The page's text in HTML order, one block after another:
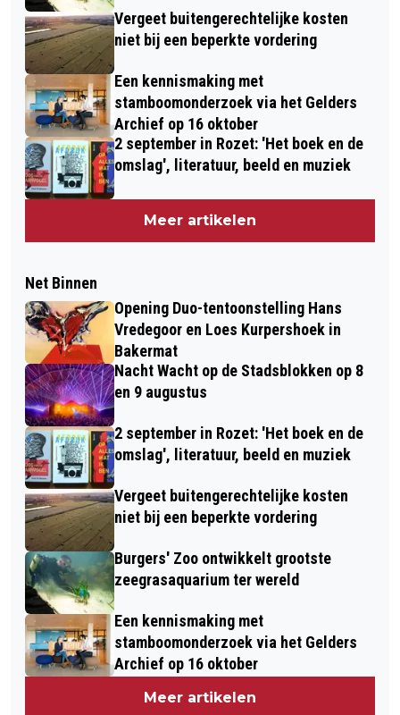
Vergeet buitengerechtelijke kosten
niet bij een beperkte vordering
Een kennismaking met
stamboomonderzoek via het Gelders
Archief op 16 oktober
2 september in Rozet: 'Het boek en de
omslag', literatuur, beeld en muziek
Meer artikelen
Net Binnen
Opening Duo-tentoonstelling Hans
Vredegoor en Loes Kurpershoek in
Bakermat
Nacht Wacht op de Stadsblokken op 8
en 9 augustus
2 september in Rozet: 'Het boek en de
omslag', literatuur, beeld en muziek
Vergeet buitengerechtelijke kosten
niet bij een beperkte vordering
Burgers' Zoo ontwikkelt grootste
zeegrasaquarium ter wereld
Een kennismaking met
stamboomonderzoek via het Gelders
Archief op 16 oktober
Meer artikelen